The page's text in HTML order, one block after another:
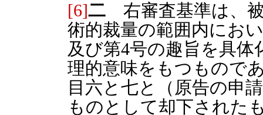
[6]二 右審査基準は、
術的裁量の範囲内にお
及び第4号の趣旨を具
理的意味をもつもので
目六と七と（原告の申
ものとして却下された